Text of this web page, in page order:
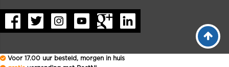
Voor 17.00 uur besteld, morgen in huis